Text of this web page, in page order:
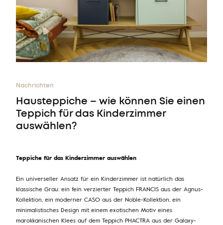
Nachrichten
Hausteppiche – wie können Sie einen
Teppich für das Kinderzimmer
auswählen?
Teppiche für das Kinderzimmer auswählen
Ein universeller Ansatz für ein Kinderzimmer ist natürlich das
klassische Grau: ein fein verzierter Teppich FRANCIS aus der Agnus-
Kollektion, ein moderner CASO aus der Noble-Kollektion, ein
minimalistisches Design mit einem exotischen Motiv eines
marokkanischen Klees auf dem Teppich PHACTRA aus der Galaxy-